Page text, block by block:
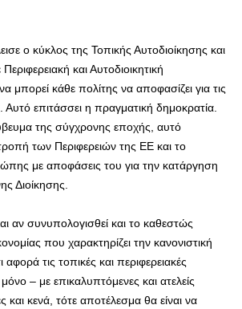
ο κύκλος της Τοπικής Αυτοδιοίκησης και
και Αυτοδιοικητική
μπορεί κάθε πολίτης να αποφασίζει για τις
Αυτό επιτάσσει η πραγματική δημοκρατία.
της σύγχρονης εποχής, αυτό
των Περιφερειών της ΕΕ και το
με αποφάσεις του για την κατάργηση
Διοίκησης.
αν συνυπολογισθεί και το καθεστώς
που χαρακτηρίζει την κανονιστική
τις τοπικές και περιφερειακές
– με επικαλυπτόμενες και ατελείς
και κενά, τότε αποτέλεσμα θα είναι να